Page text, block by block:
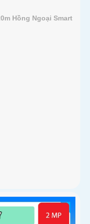
Hồng Ngoại Smart